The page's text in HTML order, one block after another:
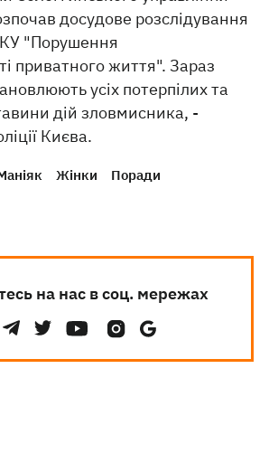
досудове розслідування
"Порушення
приватного життя". Зараз
усіх потерпілих та
дій зловмисника, -
Києва.
Жінки
Поради
на нас в соц. мережах